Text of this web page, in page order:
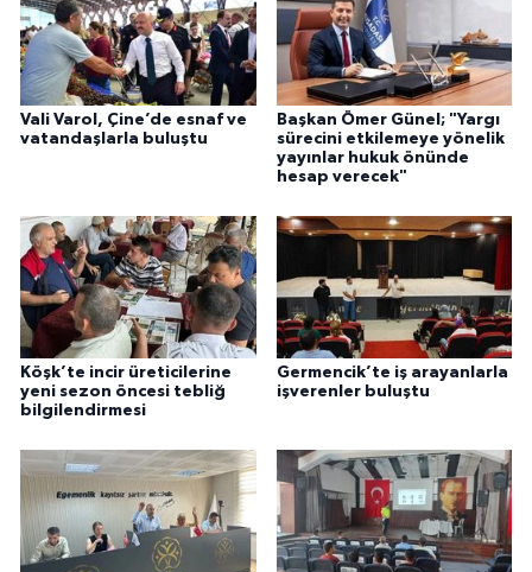
Vali Varol, Çine’de esnaf ve
vatandaşlarla buluştu
Başkan Ömer Günel; "Yargı
sürecini etkilemeye yönelik
yayınlar hukuk önünde
hesap verecek"
Köşk’te incir üreticilerine
yeni sezon öncesi tebliğ
bilgilendirmesi
Germencik’te iş arayanlarla
işverenler buluştu